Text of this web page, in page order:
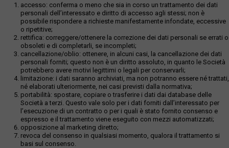
accesso: conferma o meno che sia in corso un trattamento dei dati
personali dell’interessato e diritto di accesso agli stessi; non è
possibile rispondere a richieste manifestamente infondate, eccessive
o ripetitive;
rettifica: correggere/ottenere la correzione dei dati personali se errati o
obsoleti e di completarli, se incompleti;
cancellazione/oblio: ottenere, in alcuni casi, la cancellazione dei dati
personali forniti; questo non è un diritto assoluto, in quanto le Società
potrebbero avere motivi legittimi o legali per conservarli;
limitazione: i dati saranno archiviati, ma non potranno essere né trattati,
né elaborati ulteriormente, nei casi previsti dalla normativa;
portabilità: spostare, copiare o trasferire i dati dai database delle
Società a terzi. Questo vale solo per i dati forniti dall’interessato per
l’esecuzione di un contratto o per i quali è stato fornito consenso e
espresso e il trattamento viene eseguito con mezzi automatizzati;
opposizione al marketing diretto;
revoca del consenso in qualsiasi momento, qualora il trattamento si
basi sul consenso.